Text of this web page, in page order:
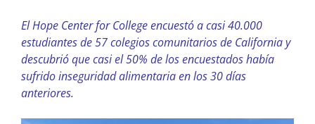
El Hope Center for College encuestó a casi 40.000
estudiantes de 57 colegios comunitarios de California y
descubrió que casi el 50% de los encuestados había
sufrido inseguridad alimentaria en los 30 días
anteriores.